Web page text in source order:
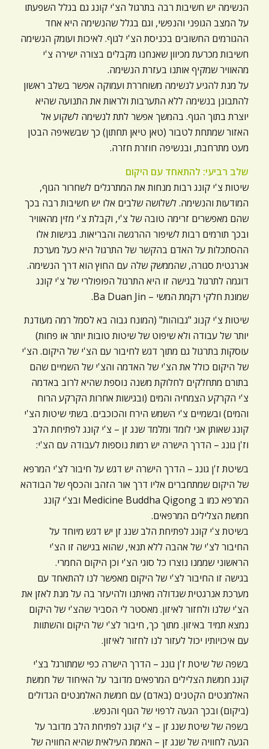
הנשימה יש חשיבות רבה בתרגול הצ'י קונג גם בגלל השפעתו
על המצב הגופני והנפשי, וגם בגלל שהנשימה היא אחד
ההגורמים החשובים בכניסת הצ'י לגוף. לאיכות ועומק הנשימה
חשיבות מכרעת מכיוון שאנחנו מקבלים בצורה ישירה צ'י
מהאוויר שמקיף אותנו בעזרת הנשימה.
על מנת להגיע לנשימה משוחררת ועמוקה אפשר בשלב ראשון
להתבונן בנשימה ללא התערבות ולראות את התנועה שהיא
יוצרת בתוך הגוף. בהמשך אפשר לתת לנשימה לשקוע אל
האזור שמתחת לטבור (טאן טיאן תחתון) כך שבשאיפה הבטן
מעט מתרחבת, ובנשיפה חוזרת חזרה.
שלב רביעי: להתאחד עם היקום
שיטות צ'י קונג רבות מנחות את המתרגלים לשחרור הגוף,
המודעות והנשימה. לשלושה שלבים אלו יש חשיבות רבה בכך
שהם מאפשרים זרימה טובה של צ'י, וקבלת צ'י מזין מהאוויר
ובכך תורמים רבות לשיפור ההרגשה והבריאות. בגישות אלו
ההסתכלות על האדם בהקשר של התרגול היא כעל מערכת
אנרגטית סגורה, שהממשק שלה עם החוץ הוא דרך הנשימה.
דוגמה לתרגול בגישה זו היא התרגול הפופולרי של צ'י קונג
שמונת חלקי רקמת המשי – Ba Duan Jin.
שיטות צ'י קנוג "גבוהות" (המונח גבוה בא לסמל רמה מעודנת
יותר של עבודה ולא שיפוט של שיטות טובות יותר או פחות)
עוסקות בתרגול גם מתוך דגש לחיבור עם הצ'י של היקום. הצ'י
של היקום כולל את הצ'י של האדמה והצ'י של השמיים שהם
בתורם מתחלקים לחלוקת משנה נוספת שהיא לרוב באדמה
צ'י הקרקע הצמחיה והמים (ובגישות אחרות הקרקע הרוח
והמים) ובשמיים צ'י השמש הירח והכוכבים. בשתי שיטות הצ'י
קונג שאותן אני לומד ומלמד שנג זן – צ'י קונג לפתיחת הלב
וז'ן גונג – הדרך הישרה יש רמות נוספות לעבודה עם הצ'י:
בשיטת ז'ן גונג – הדרך הישרה יש דגש על חיבור לצ'י המרפא
של היקום שמתחברים אליו דרך אור הזהב והכסף של הבודהא
המרפא כמו ב Medicine Buddha Qigong ובצ'י קונג
חמשת הצלילים המרפאים.
בשיטת צ'י קונג לפתיחת הלב שנג זן יש דגש מיוחד על
החיבור לצ'י של אהבה ללא תנאי, שהוא בגישה זו הצ'י
הראשוני שממנו נוצרו כל סוגי הצ'י וכן היקום החמרי.
בגישה זו החיבור לצ'י של היקום מאפשר לנו להתאחד עם
מערכת אנרגטית שגדולה מאיתנו ולהיעזר בה על מנת לאזן את
הצ'י שלנו ולחזור לאיזון. מאסטר לי הסביר שהצ'י של היקום
נמצא תמיד באיזון. מתוך כך, חיבור לצ'י של היקום והשתוות
עם איכויותיו יכול לעזור לנו לחזור לאיזון.
בשפה של שיטת ז'ן גונג – הדרך הישרה כפי שמתורגל בצ'י
קונג חמשת הצלילים המרפאים מדובר על האיחוד של חמשת
האלמנטים הקטנים (באדם) עם חמשת האלמנטים הגדולים
(ביקום) ובכך הגעה לרפוי של הגוף והנפש.
בשפה של שיטת שנג זן – צ'י קונג לפתיחת הלב מדובר על
הגעה לחוויה של שנג זן – האמת העילאית שהיא החוויה של